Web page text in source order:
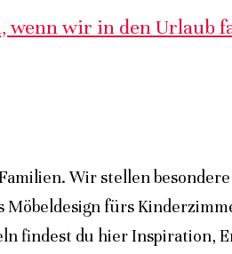
wenn wir in den Urlaub
Wir stellen
fürs
findest du hier Inspiration,